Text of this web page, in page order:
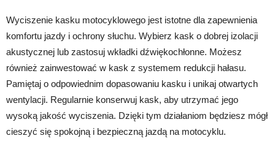
Wyciszenie kasku motocyklowego jest istotne dla zapewnienia
komfortu jazdy i ochrony słuchu. Wybierz kask o dobrej izolacji
akustycznej lub zastosuj wkładki dźwiękochłonne. Możesz
również zainwestować w kask z systemem redukcji hałasu.
Pamiętaj o odpowiednim dopasowaniu kasku i unikaj otwartych
wentylacji. Regularnie konserwuj kask, aby utrzymać jego
wysoką jakość wyciszenia. Dzięki tym działaniom będziesz mógł
cieszyć się spokojną i bezpieczną jazdą na motocyklu.